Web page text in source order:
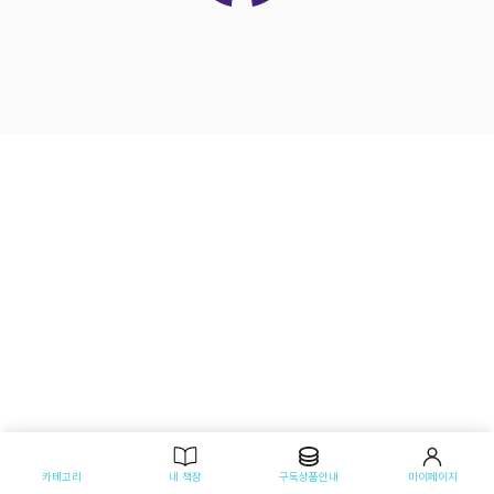
카테고리 내 책장 구독상품안내 마이페이지